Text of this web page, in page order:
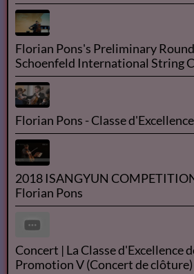
Florian Pons's Preliminary
Schoenfeld International String
Florian Pons - Classe
2018 ISANGYUN
Florian Pons
Concert | La Classe d'Excellence
Promotion V (Concert de clôture)